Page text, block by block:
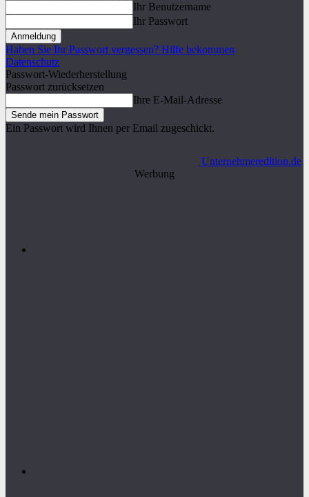
Ihr Benutzername
Ihr Passwort
Haben Sie Ihr Passwort vergessen? Hilfe bekommen
Datenschutz
Passwort-Wiederherstellung
Passwort zurücksetzen
Ihre E-Mail-Adresse
Ein Passwort wird Ihnen per Email zugeschickt.
Unternehmeredition.de
Werbung